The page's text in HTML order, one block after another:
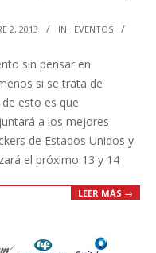
2, 2013 IN: EVENTOS
sin pensar en
si se trata de
esto es que
a los mejores
de Estados Unidos y
el próximo 13 y 14
LEER MÁS →